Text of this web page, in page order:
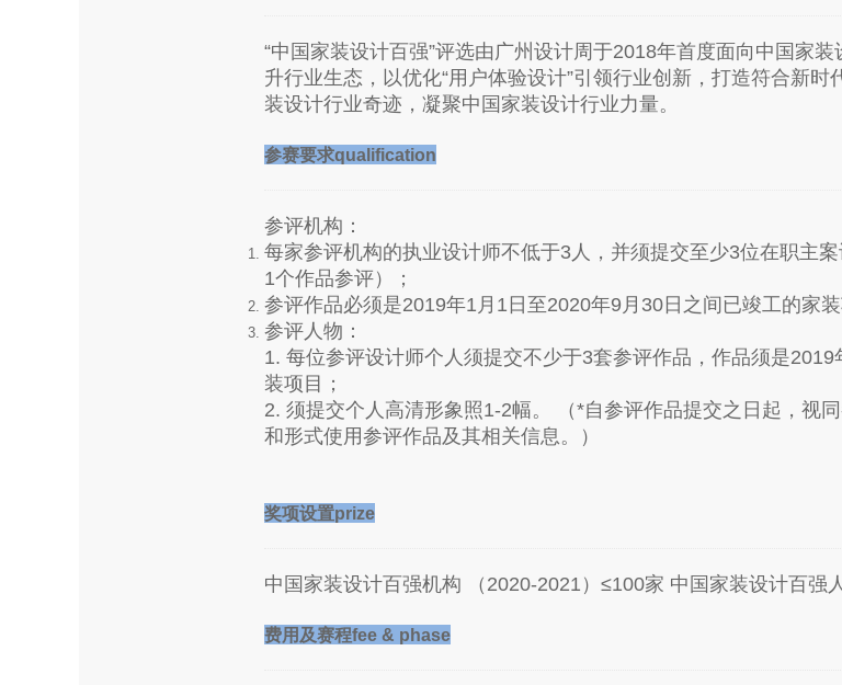
“中国家装设计百强”评选由广州设计周于2018年首度面向中国家
升行业生态，以优化“用户体验设计”引领行业创新，打造符合新
装设计行业奇迹，凝聚中国家装设计行业力量。
参赛要求qualification
参评机构：
每家参评机构的执业设计师不低于3人，并须提交至少3位在职主
1个作品参评）；
参评作品必须是2019年1月1日至2020年9月30日之间已竣工的家装
参评人物：
1. 每位参评设计师个人须提交不少于3套参评作品，作品须是
装项目；
2. 须提交个人高清形象照1-2幅。 （*自参评作品提交之日起，视
和形式使用参评作品及其相关信息。）
奖项设置prize
中国家装设计百强机构 （2020-2021）≤100家 中国家装设计百强
费用及赛程fee & phase